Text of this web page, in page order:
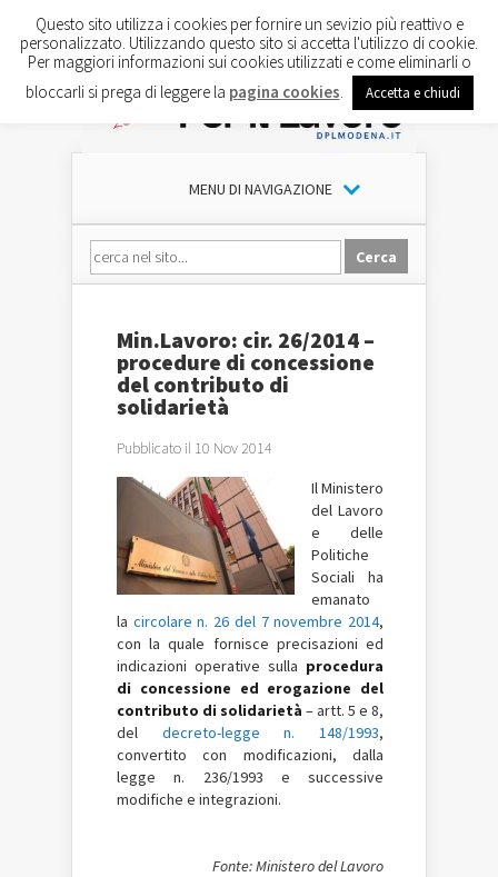
MENU DI NAVIGAZIONE
Min.Lavoro: cir. 26/2014 –
procedure di concessione
del contributo di
solidarietà
Pubblicato il 10 Nov 2014
Il Ministero
del Lavoro
e delle
Politiche
Sociali ha
emanato
la circolare n. 26 del 7 novembre 2014,
con la quale fornisce precisazioni ed
indicazioni operative sulla procedura
di concessione ed erogazione del
contributo di solidarietà – artt. 5 e 8,
del decreto-legge n. 148/1993,
convertito con modificazioni, dalla
legge n. 236/1993 e successive
modifiche e integrazioni.
Fonte: Ministero del Lavoro
Questo sito utilizza i cookies per fornire un sevizio più reattivo e
personalizzato. Utilizzando questo sito si accetta l'utilizzo di cookie.
Per maggiori informazioni sui cookies utilizzati e come eliminarli o
bloccarli si prega di leggere la pagina cookies Accetta e chiudi